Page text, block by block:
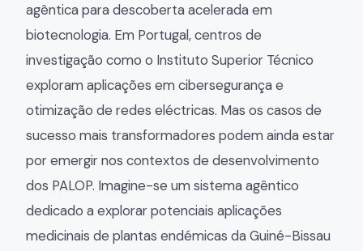
agêntica para descoberta acelerada em
biotecnologia. Em Portugal, centros de
investigação como o Instituto Superior Técnico
exploram aplicações em cibersegurança e
otimização de redes eléctricas. Mas os casos de
sucesso mais transformadores podem ainda estar
por emergir nos contextos de desenvolvimento
dos PALOP. Imagine-se um sistema agêntico
dedicado a explorar potenciais aplicações
medicinais de plantas endémicas da Guiné-Bissau